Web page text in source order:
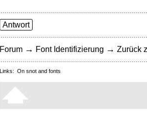
Antwort
Forum → Font Identifizierung → Zurück
Links: On snot and fonts